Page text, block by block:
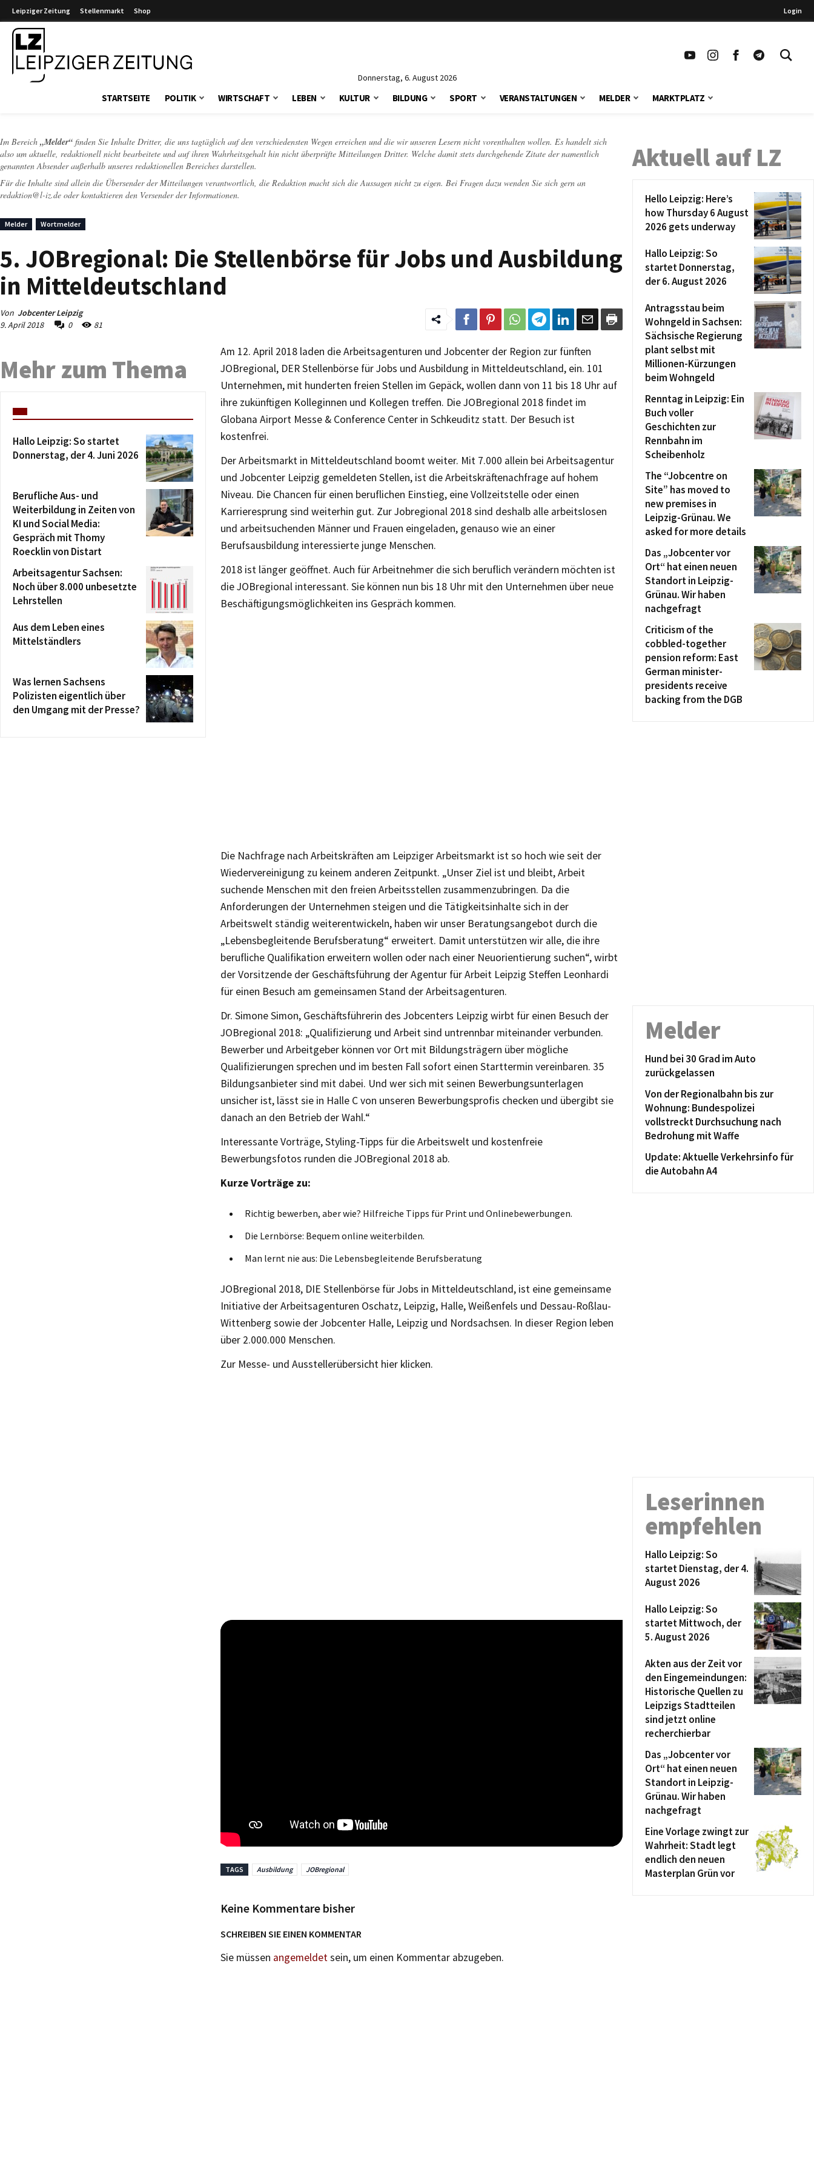
Leipziger Zeitung Stellenmarkt Shop Login
Donnerstag, 6. August 2026
STARTSEITE POLITIK WIRTSCHAFT LEBEN KULTUR BILDUNG SPORT VERANSTALTUNGEN MELDER MARKTPLATZ
Im Bereich „Melder“ finden Sie Inhalte Dritter, die uns tagtäglich auf den verschiedensten Wegen erreichen und die wir unseren Lesern nicht vorenthalten wollen. Es handelt sich
also um aktuelle, redaktionell nicht bearbeitete und auf ihren Wahrheitsgehalt hin nicht überprüfte Mitteilungen Dritter. Welche damit stets durchgehende Zitate der namentlich
genannten Absender außerhalb unseres redaktionellen Bereiches darstellen.
Für die Inhalte sind allein die Übersender der Mitteilungen verantwortlich, die Redaktion macht sich die Aussagen nicht zu eigen. Bei Fragen dazu wenden Sie sich gern an
redaktion@l-iz.de oder kontaktieren den Versender der Informationen.
Melder Wortmelder
5. JOBregional: Die Stellenbörse für Jobs und Ausbildung
in Mitteldeutschland
Von Jobcenter Leipzig
9. April 2018
0 81
Am 12. April 2018 laden die Arbeitsagenturen und Jobcenter der Region zur fünften
JOBregional, DER Stellenbörse für Jobs und Ausbildung in Mitteldeutschland, ein. 101
Unternehmen, mit hunderten freien Stellen im Gepäck, wollen dann von 11 bis 18 Uhr auf
ihre zukünftigen Kolleginnen und Kollegen treffen. Die JOBregional 2018 findet im
Globana Airport Messe & Conference Center in Schkeuditz statt. Der Besuch ist
kostenfrei.
Der Arbeitsmarkt in Mitteldeutschland boomt weiter. Mit 7.000 allein bei Arbeitsagentur
und Jobcenter Leipzig gemeldeten Stellen, ist die Arbeitskräftenachfrage auf hohem
Niveau. Die Chancen für einen beruflichen Einstieg, eine Vollzeitstelle oder einen
Karrieresprung sind weiterhin gut. Zur Jobregional 2018 sind deshalb alle arbeitslosen
und arbeitsuchenden Männer und Frauen eingeladen, genauso wie an einer
Berufsausbildung interessierte junge Menschen.
2018 ist länger geöffnet. Auch für Arbeitnehmer die sich beruflich verändern möchten ist
die JOBregional interessant. Sie können nun bis 18 Uhr mit den Unternehmen über neue
Beschäftigungsmöglichkeiten ins Gespräch kommen.
Die Nachfrage nach Arbeitskräften am Leipziger Arbeitsmarkt ist so hoch wie seit der
Wiedervereinigung zu keinem anderen Zeitpunkt. „Unser Ziel ist und bleibt, Arbeit
suchende Menschen mit den freien Arbeitsstellen zusammenzubringen. Da die
Anforderungen der Unternehmen steigen und die Tätigkeitsinhalte sich in der
Arbeitswelt ständig weiterentwickeln, haben wir unser Beratungsangebot durch die
„Lebensbegleitende Berufsberatung“ erweitert. Damit unterstützen wir alle, die ihre
berufliche Qualifikation erweitern wollen oder nach einer Neuorientierung suchen“, wirbt
der Vorsitzende der Geschäftsführung der Agentur für Arbeit Leipzig Steffen Leonhardi
für einen Besuch am gemeinsamen Stand der Arbeitsagenturen.
Dr. Simone Simon, Geschäftsführerin des Jobcenters Leipzig wirbt für einen Besuch der
JOBregional 2018: „Qualifizierung und Arbeit sind untrennbar miteinander verbunden.
Bewerber und Arbeitgeber können vor Ort mit Bildungsträgern über mögliche
Qualifizierungen sprechen und im besten Fall sofort einen Starttermin vereinbaren. 35
Bildungsanbieter sind mit dabei. Und wer sich mit seinen Bewerbungsunterlagen
unsicher ist, lässt sie in Halle C von unseren Bewerbungsprofis checken und übergibt sie
danach an den Betrieb der Wahl.“
Interessante Vorträge, Styling-Tipps für die Arbeitswelt und kostenfreie
Bewerbungsfotos runden die JOBregional 2018 ab.
Kurze Vorträge zu:
Richtig bewerben, aber wie? Hilfreiche Tipps für Print und Onlinebewerbungen.
Die Lernbörse: Bequem online weiterbilden.
Man lernt nie aus: Die Lebensbegleitende Berufsberatung
JOBregional 2018, DIE Stellenbörse für Jobs in Mitteldeutschland, ist eine gemeinsame
Initiative der Arbeitsagenturen Oschatz, Leipzig, Halle, Weißenfels und Dessau-Roßlau-
Wittenberg sowie der Jobcenter Halle, Leipzig und Nordsachsen. In dieser Region leben
über 2.000.000 Menschen.
Zur Messe- und Ausstellerübersicht hier klicken.
TAGS Ausbildung JOBregional
Keine Kommentare bisher
SCHREIBEN SIE EINEN KOMMENTAR
Sie müssen angemeldetsein, um einen Kommentar abzugeben.
Mehr zum Thema
Hallo Leipzig: So startet
Donnerstag, der 4. Juni 2026
Berufliche Aus- und
Weiterbildung in Zeiten von
KI und Social Media:
Gespräch mit Thomy
Roecklin von Distart
Arbeitsagentur Sachsen:
Noch über 8.000 unbesetzte
Lehrstellen
Aus dem Leben eines
Mittelständlers
Was lernen Sachsens
Polizisten eigentlich über
den Umgang mit der Presse?
Aktuell auf LZ
Hello Leipzig: Here’s
how Thursday 6 August
2026 gets underway
Hallo Leipzig: So
startet Donnerstag,
der 6. August 2026
Antragsstau beim
Wohngeld in Sachsen:
Sächsische Regierung
plant selbst mit
Millionen-Kürzungen
beim Wohngeld
Renntag in Leipzig: Ein
Buch voller
Geschichten zur
Rennbahn im
Scheibenholz
The “Jobcentre on
Site” has moved to
new premises in
Leipzig-Grünau. We
asked for more details
Das „Jobcenter vor
Ort“ hat einen neuen
Standort in Leipzig-
Grünau. Wir haben
nachgefragt
Criticism of the
cobbled-together
pension reform: East
German minister-
presidents receive
backing from the DGB
Melder
Hund bei 30 Grad im Auto
zurückgelassen
Von der Regionalbahn bis zur
Wohnung: Bundespolizei
vollstreckt Durchsuchung nach
Bedrohung mit Waffe
Update: Aktuelle Verkehrsinfo für
die Autobahn A4
Leserinnen
empfehlen
Hallo Leipzig: So
startet Dienstag, der 4.
August 2026
Hallo Leipzig: So
startet Mittwoch, der
5. August 2026
Akten aus der Zeit vor
den Eingemeindungen:
Historische Quellen zu
Leipzigs Stadtteilen
sind jetzt online
recherchierbar
Das „Jobcenter vor
Ort“ hat einen neuen
Standort in Leipzig-
Grünau. Wir haben
nachgefragt
Eine Vorlage zwingt zur
Wahrheit: Stadt legt
endlich den neuen
Masterplan Grün vor